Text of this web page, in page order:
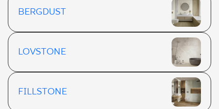
BERGDUST
LOVSTONE
FILLSTONE